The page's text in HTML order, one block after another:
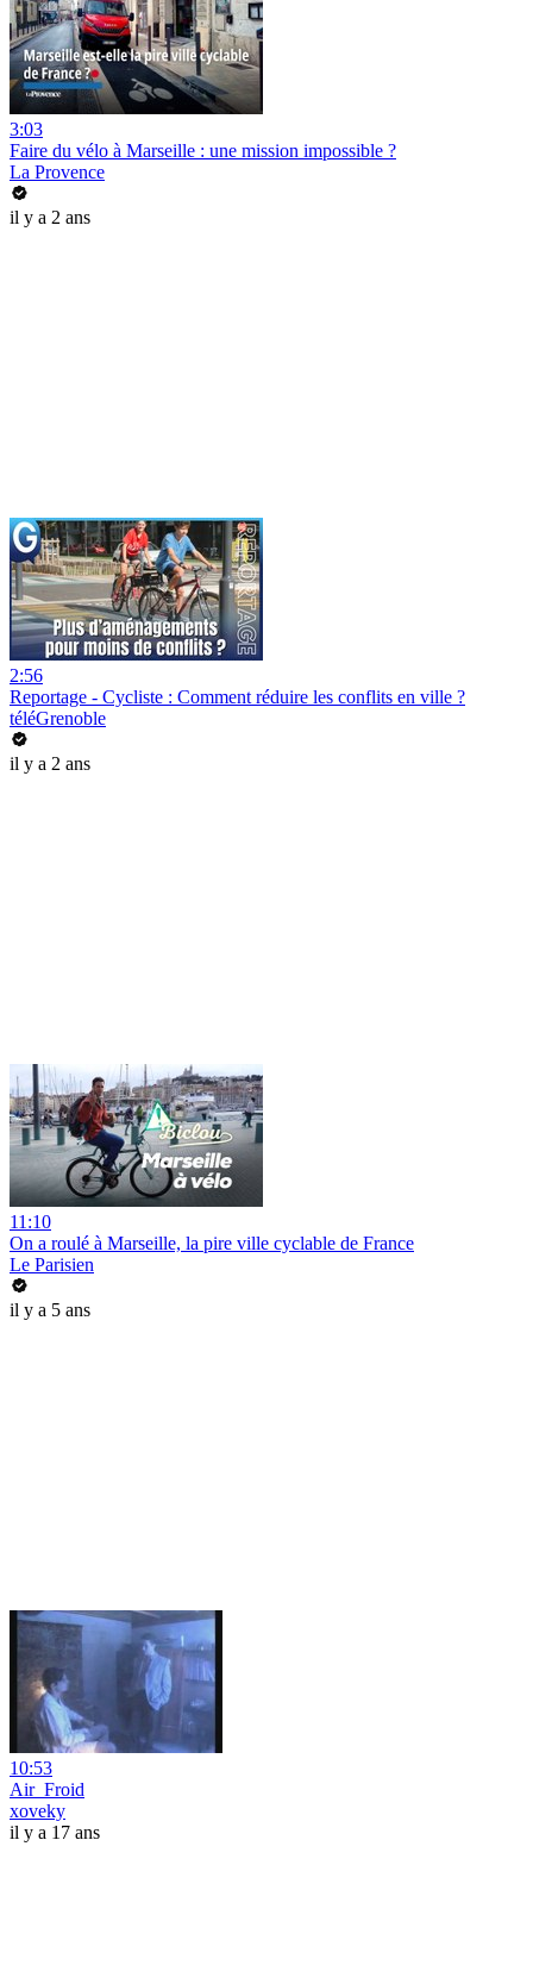
3:03
Faire du vélo à Marseille : une mission impossible ?
La Provence
il y a 2 ans
2:56
Reportage - Cycliste : Comment réduire les conflits en ville ?
téléGrenoble
il y a 2 ans
11:10
On a roulé à Marseille, la pire ville cyclable de France
Le Parisien
il y a 5 ans
10:53
Air_Froid
xoveky
il y a 17 ans